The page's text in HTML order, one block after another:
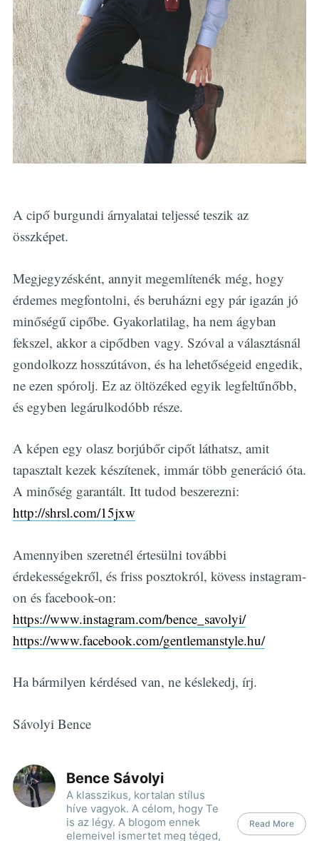
A cipő burgundi árnyalatai teljessé teszik az
összképet.
Megjegyzésként, annyit megemlítenék még, hogy
érdemes megfontolni, és beruházni egy pár igazán jó
minőségű cipőbe. Gyakorlatilag, ha nem ágyban
fekszel, akkor a cipődben vagy. Szóval a választásnál
gondolkozz hosszútávon, és ha lehetőségeid engedik,
ne ezen spórolj. Ez az öltözéked egyik legfeltűnőbb,
és egyben legárulkodóbb része.
A képen egy olasz borjúbőr cipőt láthatsz, amit
tapasztalt kezek készítenek, immár több generáció óta.
A minőség garantált. Itt tudod beszerezni:
http://shrsl.com/15jxw
Amennyiben szeretnél értesülni további
érdekességekről, és friss posztokról, kövess instagram-
on és facebook-on:
https://www.instagram.com/bence_savolyi/
https://www.facebook.com/gentlemanstyle.hu/
Ha bármilyen kérdésed van, ne késlekedj, írj.
Sávolyi Bence
Bence Sávolyi
A klasszikus, kortalan stílus
híve vagyok. A célom, hogy Te
is az légy. A blogom ennek
elemeivel ismertet meg téged,
Read More